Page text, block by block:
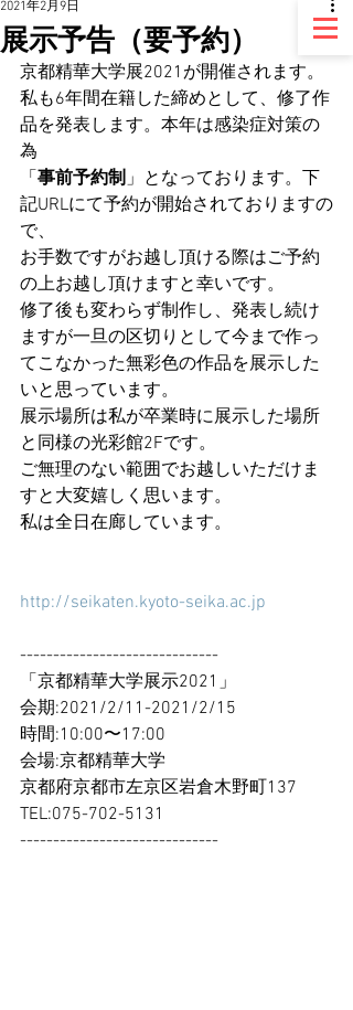
展示予告（要予約）
2021年2月9日
京都精華大学展2021が開催されます。
私も6年間在籍した締めとして、修了作
品を発表します。本年は感染症対策の
為
「 事前予約制」となっております。下
記URLにて予約が開始されておりますの
で、
お手数ですがお越し頂ける際はご予約
の上お越し頂けますと幸いです。
修了後も変わらず制作し、発表し続け
ますが一旦の区切りとして今まで作っ
てこなかった無彩色の作品を展示した
いと思っています。
展示場所は私が卒業時に展示した場所
と同様の光彩館2Fです。
ご無理のない範囲でお越しいただけま
すと大変嬉しく思います。
私は全日在廊しています。
http://seikaten.kyoto-seika.ac.jp
------------------------------
「京都精華大学展示2021」
会期:2021/2/11-2021/2/15
時間:10:00〜17:00
会場:京都精華大学
京都府京都市左京区岩倉木野町137
TEL:075-702-5131
------------------------------